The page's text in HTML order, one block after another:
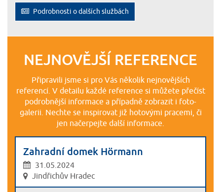
Podrobnosti o dalších službách
NEJNOVĚJŠÍ REFERENCE
Připravili jsme si pro Vás několik nejnovějších
referencí. V detailu každé reference si můžete přečíst
podrobnější informace a případně zobrazit i foto-
galerii. Nechte se inspirovat již hotovými pracemi, či
jen načerpejte další informace.
Zahradní domek Hörmann
31.05.2024
Jindřichův Hradec